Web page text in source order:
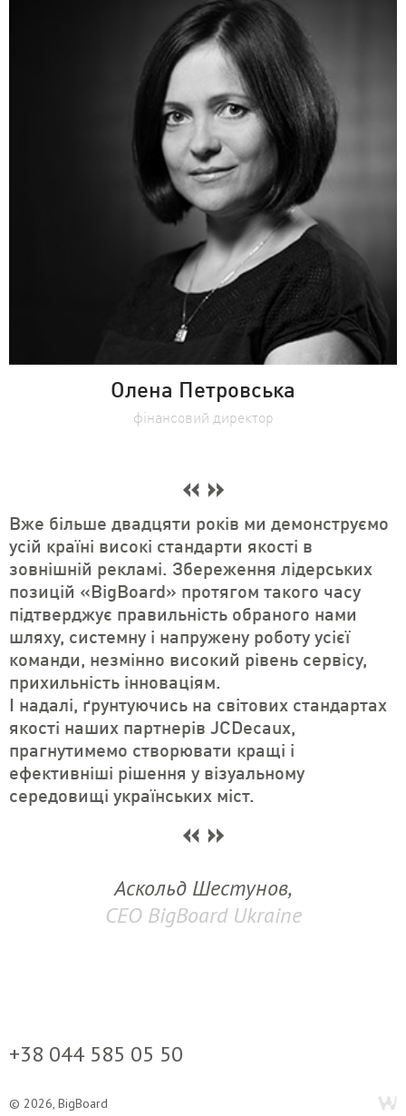
Олена Петровська
фінансовий директор
Вже більше двадцяти років ми демонструємо
усій країні високі стандарти якості в
зовнішній рекламі. Збереження лідерських
позицій «BigBoard» протягом такого часу
підтверджує правильність обраного нами
шляху, системну і напружену роботу усієї
команди, незмінно високий рівень сервісу,
прихильність інноваціям.
І надалі, ґрунтуючись на світових стандартах
якості наших партнерів JCDecaux,
прагнутимемо створювати кращі і
ефективніші рішення у візуальному
середовищі українських міст.
Аскольд Шестунов,
СЕО BigBoard Ukraine
+38 044 585 05 50
© 2026, BigBoard